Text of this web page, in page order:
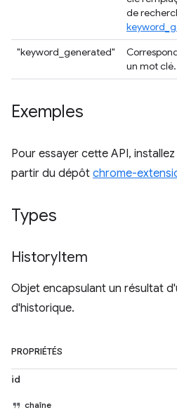
de
"keyword_generated"
un mot clé.
Exemples
Pour essayer cette API, installez
partir du dépôt chrome-
Types
HistoryItem
Objet encapsulant un résultat
d'historique.
PROPRIÉTÉS
id
chaîne